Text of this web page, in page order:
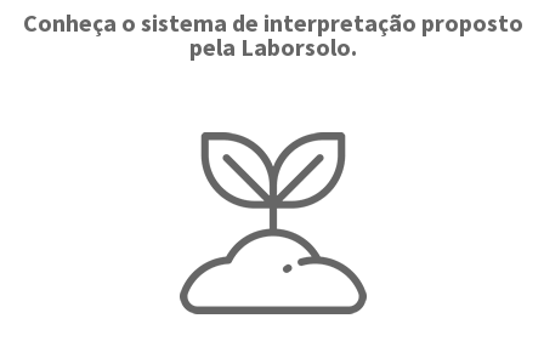
Conheça o sistema de interpretação proposto
pela Laborsolo.